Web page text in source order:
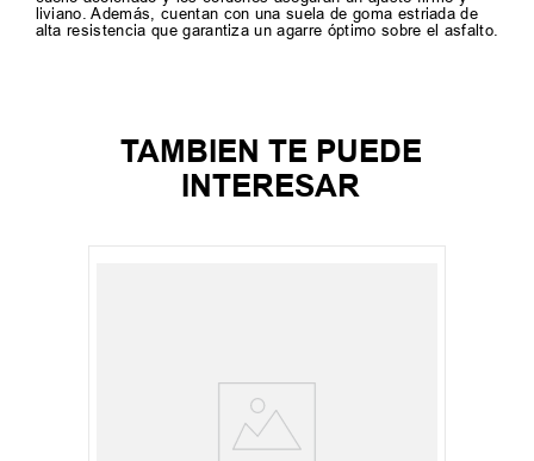
liviano. Además, cuentan con una suela de goma estriada de
alta resistencia que garantiza un agarre óptimo sobre el asfalto.
TAMBIEN TE PUEDE
INTERESAR